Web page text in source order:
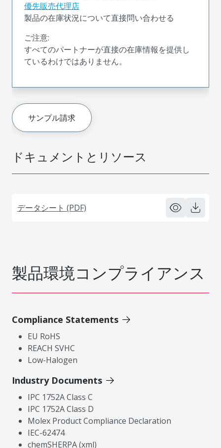
ドキュメントとリソース
データシート (PDF)
優先販売代理店
製品の在庫状況について直接問い合わせる
ご注意:
すべてのパートナーが直接の在庫情報を提供し
ているわけではありません。
サンプル請求
製品環境コンプライアンス
Compliance Statements
EU RoHS
REACH SVHC
Low-Halogen
Industry Documents
IPC 1752A Class C
IPC 1752A Class D
Molex Product Compliance Declaration
IEC-62474
chemSHERPA (xml)